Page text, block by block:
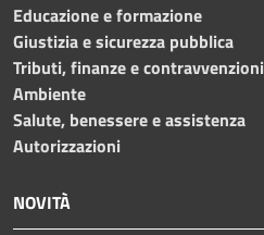
Educazione e formazione
Giustizia e sicurezza pubblica
Tributi, finanze e contravvenzioni
Ambiente
Salute, benessere e assistenza
Autorizzazioni
NOVITÀ